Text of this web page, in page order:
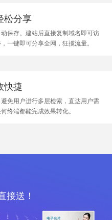
松分享
保存。建站后直接复制域名即可访
一键即可分享全网，狂揽流量。
快捷
免用户进行多层检索，直达用户需
终端都能完成效果转化。
接送！